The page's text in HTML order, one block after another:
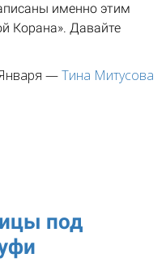
именно этим
Корана». Давайте
—Тина Митусова
под